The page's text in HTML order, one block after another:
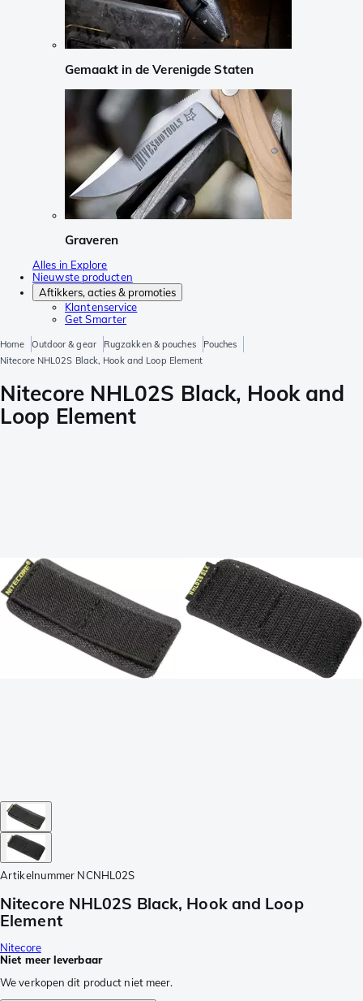
Gemaakt in de Verenigde Staten
Graveren
Alles in Explore
Nieuwste producten
Aftikkers, acties & promoties
Klantenservice
Get Smarter
Home Outdoor & gear Rugzakken & pouches
Pouches
Nitecore NHL02S Black, Hook and Loop Element
Nitecore NHL02S Black, Hook and
Loop Element
Artikelnummer NCNHL02S
Nitecore NHL02S Black, Hook and Loop
Element
Nitecore
Niet meer leverbaar
We verkopen dit product niet meer.